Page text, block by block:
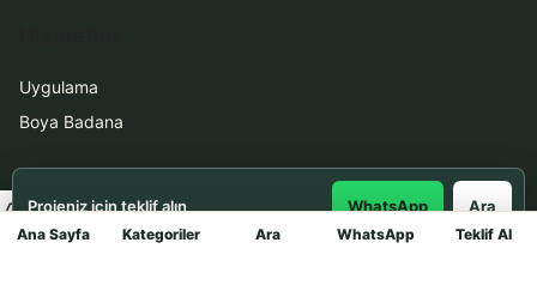
Ana Sayfa Kategoriler Ara WhatsApp Teklif Al
Uygulama
Boya Badana
İletişim
0531 912 78 21
Projeniz için teklif alın WhatsApp Ara